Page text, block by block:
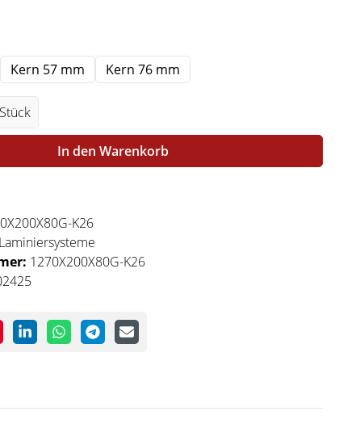
Kern 57 mm Kern 76 mm
Gib den gewünschten Wert ein
Stück
In den Warenkorb
K26
1270X200X80G-K26